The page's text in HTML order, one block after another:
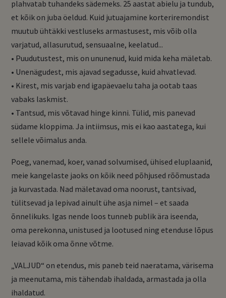
plahvatab tuhandeks sädemeks. 25 aastat abielu ja tundub,
et kõik on juba öeldud. Kuid jutuajamine korteriremondist
muutub ühtäkki vestluseks armastusest, mis võib olla
varjatud, allasurutud, sensuaalne, keelatud...
• Puudutustest, mis on ununenud, kuid mida keha mäletab.
• Unenägudest, mis ajavad segadusse, kuid ahvatlevad.
• Kirest, mis varjab end igapäevaelu taha ja ootab taas
vabaks laskmist.
• Tantsud, mis võtavad hinge kinni. Tülid, mis panevad
südame kloppima. Ja intiimsus, mis ei kao aastatega, kui
sellele võimalus anda.
Poeg, vanemad, koer, vanad solvumised, ühised eluplaanid,
meie kangelaste jaoks on kõik need põhjused rõõmustada
ja kurvastada. Nad mäletavad oma noorust, tantsivad,
tülitsevad ja lepivad ainult ühe asja nimel – et saada
õnnelikuks. Igas nende loos tunneb publik ära iseenda,
oma perekonna, unistused ja lootused ning etenduse lõpus
leiavad kõik oma õnne võtme.
„VALJUD“ on etendus, mis paneb teid naeratama, värisema
ja meenutama, mis tähendab ihaldada, armastada ja olla
ihaldatud.